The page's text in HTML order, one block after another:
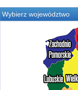
Wybierz województwo